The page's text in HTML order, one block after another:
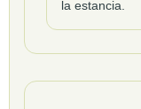
la estancia.